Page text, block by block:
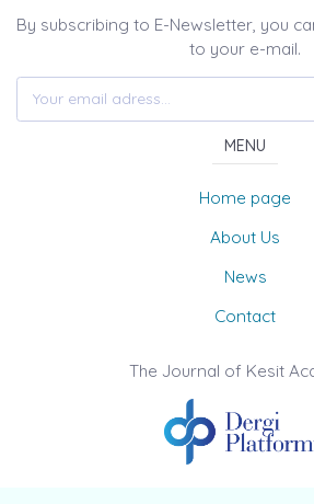
By subscribing to E-Newsletter, you
to your e-mail.
MENU
Home page
About Us
News
Contact
The Journal of Kesit